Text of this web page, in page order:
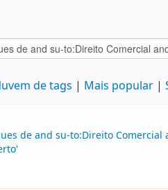
de tags Mais popular
de and su-to:Direito